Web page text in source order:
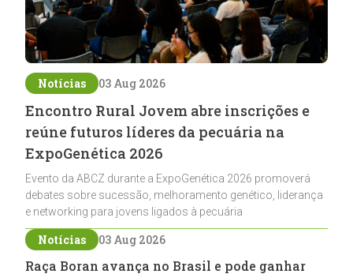
Notícias 03 Aug 2026
Encontro Rural Jovem abre inscrições e
reúne futuros líderes da pecuária na
ExpoGenética 2026
Evento da ABCZ durante a ExpoGenética 2026 promoverá
debates sobre sucessão, melhoramento genético, liderança
e networking para jovens ligados à pecuária
Notícias 03 Aug 2026
Raça Boran avança no Brasil e pode ganhar